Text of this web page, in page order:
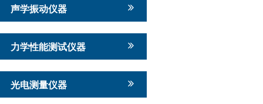
声学振动仪器
力学性能测试仪器
光电测量仪器